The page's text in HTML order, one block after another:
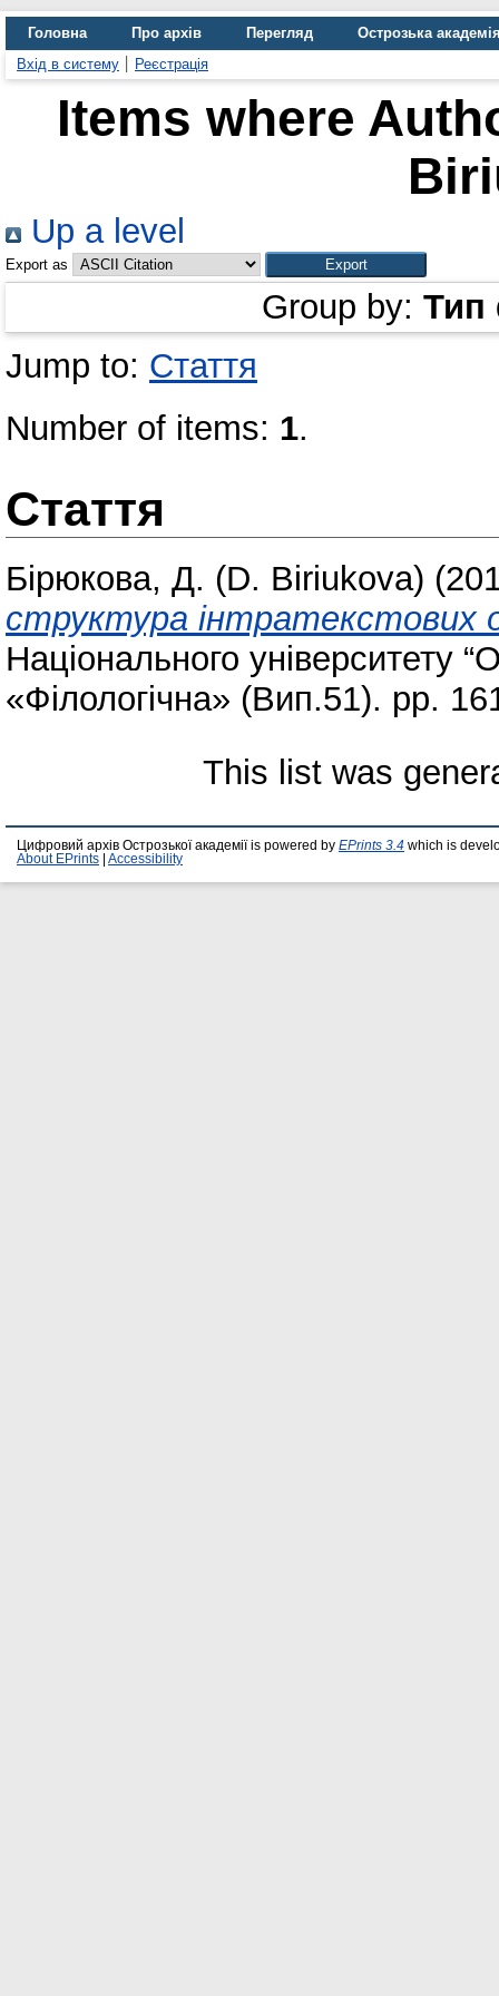
Головна Про архів Перегляд
Острозька
Вхід в систему
Реєстрація
Items where
Up a level
Export as
Group by: Тип
Jump to: Стаття
Number of items: 1.
Стаття
Бірюкова, Д. (D. Biriukova)
структура інтратекcтових
Національного університету
«Філологічна» (Вип.51). pp.
This list was
Цифровий архів Острозької академії is powered by EPrints 3.4 which is
About EPrints
Accessibility